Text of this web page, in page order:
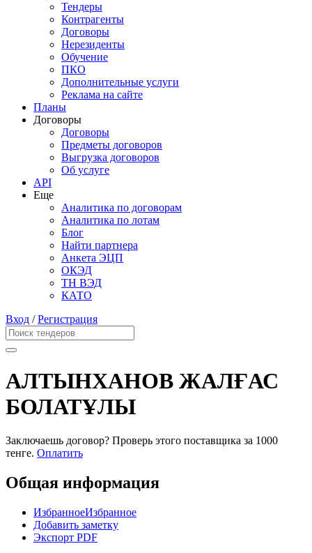
Тендеры
Контрагенты
Договоры
Нерезиденты
Обучение
ПКО
Дополнительные услуги
Реклама на сайте
Планы
Договоры
Договоры
Предметы договоров
Выгрузка договоров
Об услуге
API
Еще
Аналитика по договорам
Аналитика по лотам
Блог
Найти партнера
Анкета ЭЦП
ОКЭД
ТН ВЭД
КАТО
Вход /Регистрация
АЛТЫНХАНОВ ЖАЛҒАС
БОЛАТҰЛЫ
Заключаешь договор? Проверь этого поставщика за 1000
тенге. Оплатить
Общая информация
ИзбранноеИзбранное
Добавить заметку
Экспорт PDF